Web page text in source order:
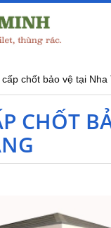
chốt bảo vệ tại Nha
CHỐT